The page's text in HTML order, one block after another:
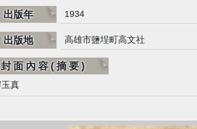
出版年 1934
出版地 高雄市鹽埕町高文社
封面內容(摘要)
真